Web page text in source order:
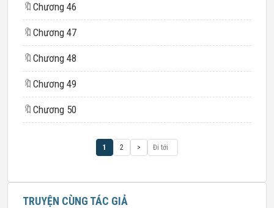
🔖 Chương 46
🔖 Chương 47
🔖 Chương 48
🔖 Chương 49
🔖 Chương 50
1 2 >
TRUYỆN CÙNG TÁC GIẢ